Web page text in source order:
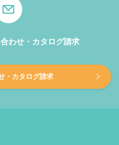
わせ・カタログ請求
・カタログ請求